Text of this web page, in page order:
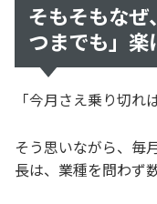
そもそもな
つまでも」楽
「今月さえ乗り切れ
そう思いながら、毎
長は、業種を問わず